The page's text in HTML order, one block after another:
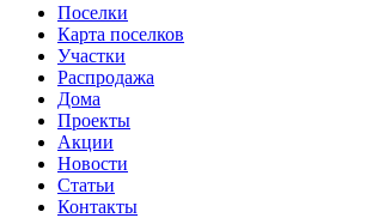
Поселки
Карта поселков
Участки
Распродажа
Дома
Проекты
Акции
Новости
Статьи
Контакты